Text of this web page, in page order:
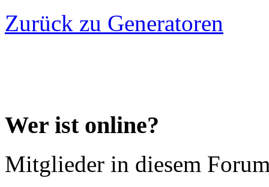
Zurück zu Generatoren
Wer ist online?
Mitglieder in diesem